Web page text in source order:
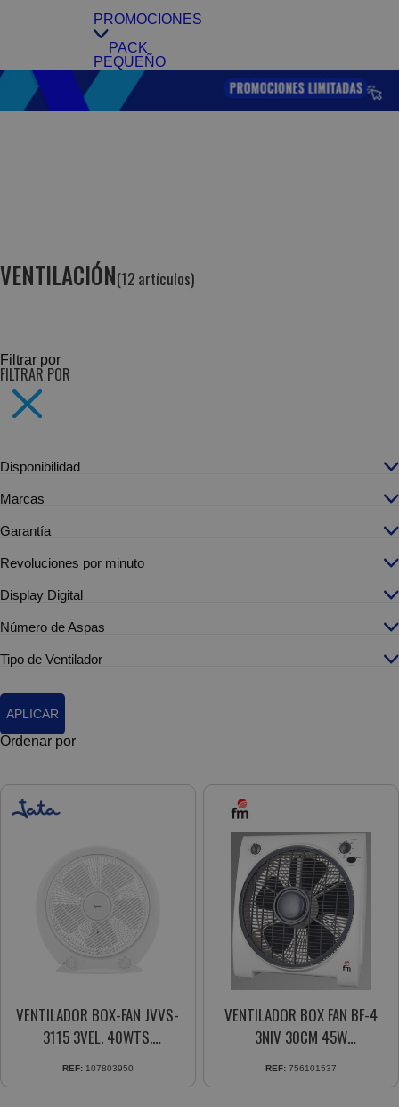
PROMOCIONES
PACK
PEQUEÑO
VENTILACIÓN(12 artículos)
Filtrar por
FILTRAR POR
Disponibilidad
Marcas
Garantía
Revoluciones por minuto
Display Digital
Número de Aspas
Tipo de Ventilador
APLICAR
Ordenar por
VENTILADOR BOX-FAN JVVS-
3115 3VEL. 40WTS.
TEMPORIZADOR 120 MIN.
BAJO CONSUMO
REF: 107803950
VENTILADOR BOX FAN BF-4
3NIV 30CM 45W
TEMPORIZADOR
REF: 756101537